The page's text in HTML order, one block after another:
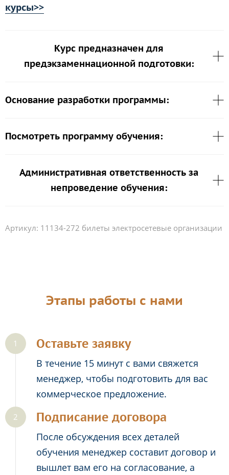
курсы>>
Курс предназначен для
предэкзаменнационной подготовки:
Основание разработки программы:
Посмотреть программу обучения:
Административная ответственность за
непроведение обучения:
Артикул: 11134-272 билеты электросетевые организации
Этапы работы с нами
Оставьте заявку
В течение 15 минут с вами свяжется
менеджер, чтобы подготовить для вас
коммерческое предложение.
Подписание договора
После обсуждения всех деталей
обучения менеджер составит договор и
вышлет вам его на согласование, а